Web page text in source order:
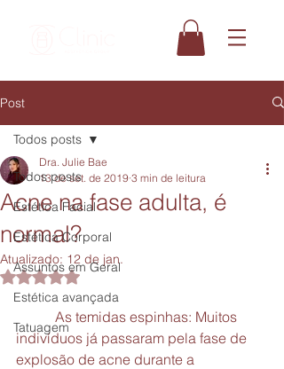
Post
Todos posts
Estética Facial
Estética Corporal
Assuntos em Geral
Estética avançada
Tatuagem
Todos posts
Acne na fase adulta, é
normal?
Dra. Julie Bae
13 de set. de 2019 3 min de leitura
Atualizado: 12 de jan.
Avaliado com NaN de 5 estrelas.
indivíduos já passaram pela fase de
explosão de acne durante a